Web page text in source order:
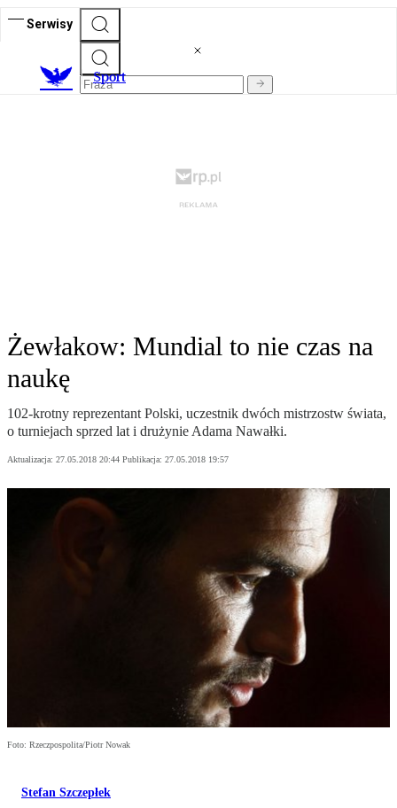
Serwisy
Sport
Żewłakow: Mundial to nie czas na
naukę
102-krotny reprezentant Polski, uczestnik dwóch mistrzostw świata,
o turniejach sprzed lat i drużynie Adama Nawałki.
Aktualizacja: 27.05.2018 20:44 Publikacja: 27.05.2018 19:57
Foto: Rzeczpospolita/Piotr Nowak
Stefan Szczepłek